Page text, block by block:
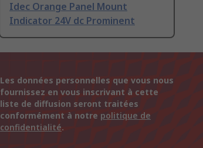
Idec Orange Panel Mount
Indicator 24V dc Prominent
Les données personnelles que vous nous
fournissez en vous inscrivant à cette
liste de diffusion seront traitées
conformément à notre politique de
confidentialité.